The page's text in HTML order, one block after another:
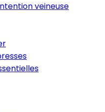
veineuse